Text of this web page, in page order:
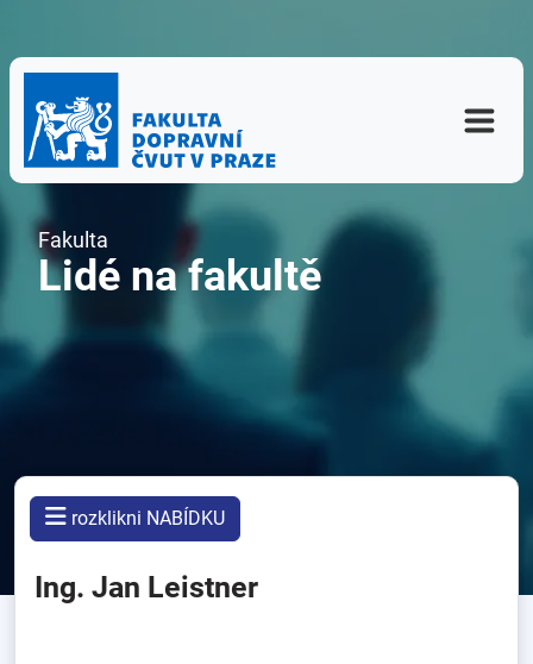
Fakulta
Lidé na fakultě
rozklikni NABÍDKU
Ing. Jan Leistner